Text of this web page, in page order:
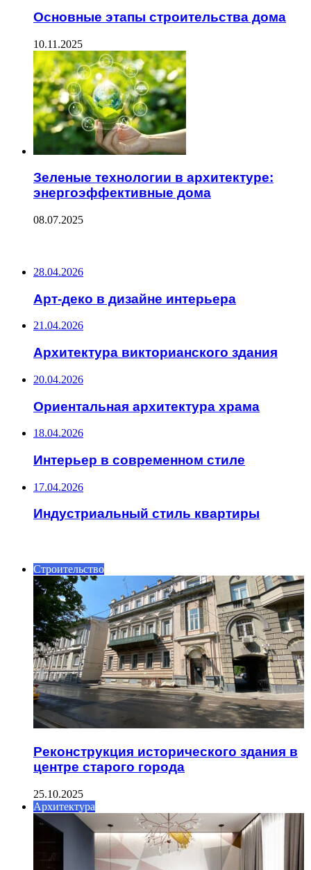
Основные этапы строительства дома
10.11.2025
Зеленые технологии в архитектуре:
энергоэффективные дома
08.07.2025
28.04.2026
Арт-деко в дизайне интерьера
21.04.2026
Архитектура викторианского здания
20.04.2026
Ориентальная архитектура храма
18.04.2026
Интерьер в современном стиле
17.04.2026
Индустриальный стиль квартиры
Строительство
Реконструкция исторического здания в
центре старого города
25.10.2025
Архитектура